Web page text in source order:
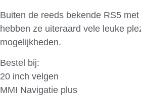
Buiten de reeds bekende RS5
hebben ze uiteraard vele leuke
mogelijkheden.
Bestel bij:
20 inch velgen
MMI Navigatie plus